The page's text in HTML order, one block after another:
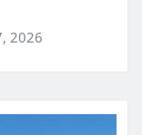
2026